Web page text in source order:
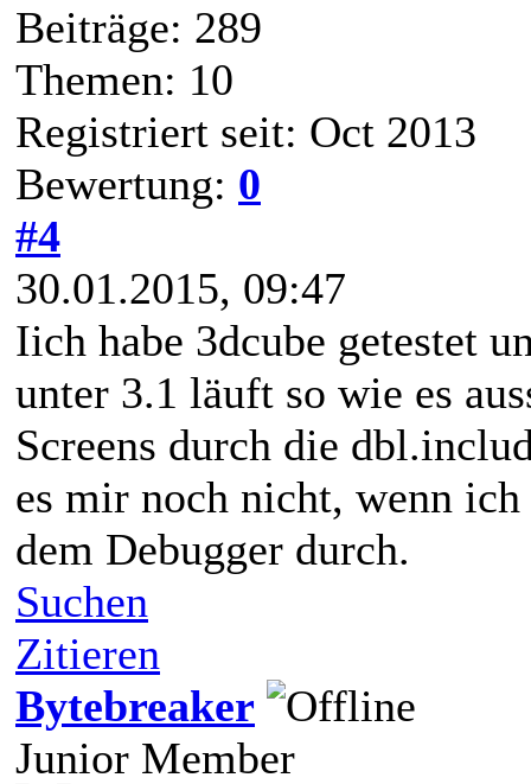
Beiträge: 289
Themen: 10
Registriert seit: Oct 2013
Bewertung: 0
#4
30.01.2015, 09:47
Iich habe 3dcube getestet
unter 3.1 läuft so wie es
Screens durch die
es mir noch nicht, wenn
dem Debugger durch.
Suchen
Zitieren
Bytebreaker
Junior Member